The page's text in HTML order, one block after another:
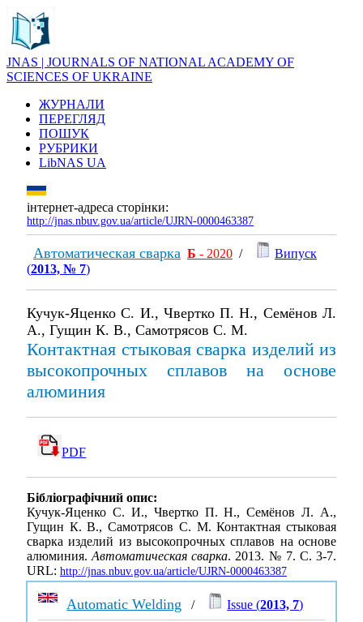
JNAS | JOURNALS OF NATIONAL ACADEMY OF
SCIENCES OF UKRAINE
ЖУРНАЛИ
ПЕРЕГЛЯД
ПОШУК
РУБРИКИ
LibNAS UA
інтернет-адреса сторінки:
http://jnas.nbuv.gov.ua/article/UJRN-0000463387
Автоматическая сварка Б - 2020 /
Випуск
(2013, № 7)
Кучук-Яценко С. И., Чвертко П. Н., Семёнов Л.
А., Гущин К. В., Самотрясов С. М.
Контактная стыковая сварка изделий из
высокопрочных сплавов на основе
алюминия
PDF
Бібліографічний опис:
Кучук-Яценко С. И., Чвертко П. Н., Семёнов Л. А.,
Гущин К. В., Самотрясов С. М. Контактная стыковая
сварка изделий из высокопрочных сплавов на основе
алюминия.Автоматическая сварка. 2013. № 7. С. 3-7.
URL: http://jnas.nbuv.gov.ua/article/UJRN-0000463387
Automatic Welding / Issue (2013, 7)